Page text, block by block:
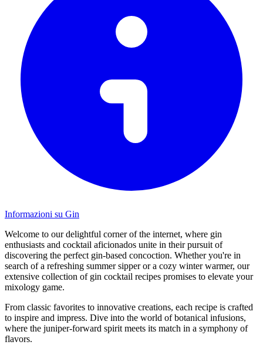
Informazioni su Gin
Welcome to our delightful corner of the internet, where gin
enthusiasts and cocktail aficionados unite in their pursuit of
discovering the perfect gin-based concoction. Whether you're in
search of a refreshing summer sipper or a cozy winter warmer, our
extensive collection of gin cocktail recipes promises to elevate your
mixology game.
From classic favorites to innovative creations, each recipe is crafted
to inspire and impress. Dive into the world of botanical infusions,
where the juniper-forward spirit meets its match in a symphony of
flavors.